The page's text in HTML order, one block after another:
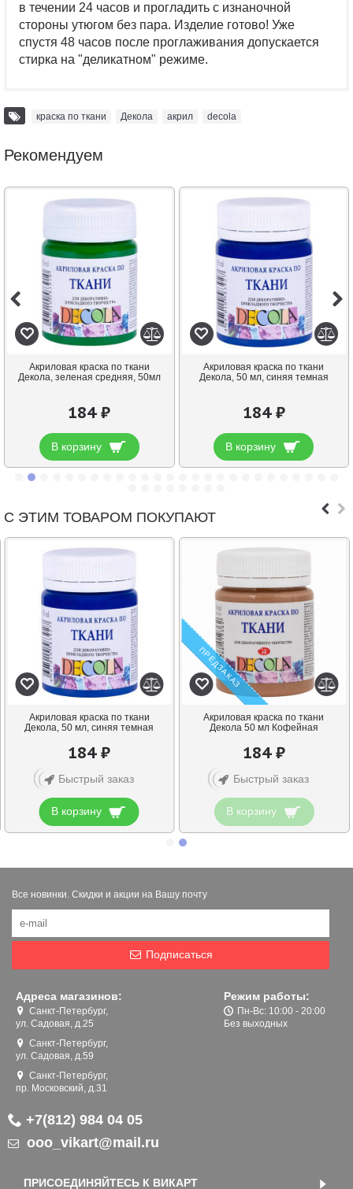
в течении 24 часов и прогладить с изнаночной
стороны утюгом без пара. Изделие готово! Уже
спустя 48 часов после проглаживания допускается
стирка на "деликатном" режиме.
краска по ткани Декола акрил decola
Рекомендуем
Акриловая краска по ткани
Декола, зеленая средняя, 50мл
184 ₽
В корзину
Акриловая краска по ткани
Декола, 50 мл, синяя темная
184 ₽
В корзину
С ЭТИМ ТОВАРОМ ПОКУПАЮТ
Акриловая краска по ткани
Декола, 50 мл, синяя темная
184 ₽
Быстрый заказ
В корзину
ПРЕДЗАКАЗ
Акриловая краска по ткани
Декола 50 мл Кофейная
184 ₽
Быстрый заказ
В корзину
Все новинки. Скидки и акции на Вашу почту
Подписаться
Адреса магазинов:
Санкт-Петербург,
ул. Садовая, д.25
Санкт-Петербург,
ул. Садовая, д.59
Санкт-Петербург,
пр. Московский, д.31
Режим работы:
Пн-Вс: 10:00 - 20:00
Без выходных
+7(812) 984 04 05
ooo_vikart@mail.ru
ПРИСОЕДИНЯЙТЕСЬ К ВИКАРТ